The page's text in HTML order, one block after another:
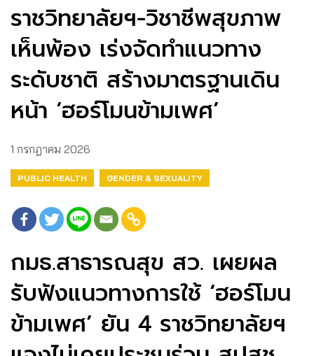
ราชวิทยาลัยฯ-วิชาชีพสุขภาพ
เห็นพ้อง เร่งจัดทำแนวทาง
ระดับชาติ สร้างมาตรฐานเดิน
หน้า ‘ฮอร์โมนข้ามเพศ’
1 กรกฎาคม 2026
PUBLIC HEALTH GENDER & SEXUALITY
กมธ.สาธารณสุข สว. เผยผล
รับฟังแนวทางการใช้ ‘ฮอร์โมน
ข้ามเพศ’ ยัน 4 ราชวิทยาลัยฯ